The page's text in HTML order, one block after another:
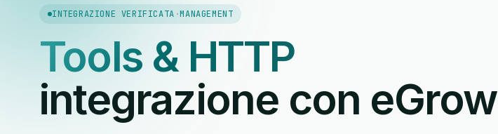
INTEGRAZIONE VERIFICATA ·MANAGEMENT
Tools & HTTP
integrazione con eGrow